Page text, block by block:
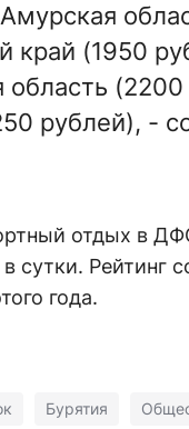
край (1950
область
рублей), -
отдых в
сутки. Рейтинг
года.
Бурятия